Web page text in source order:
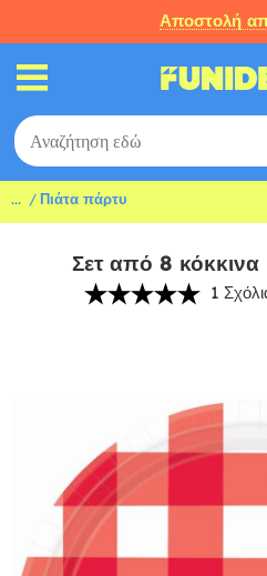
Αποστολή
... Πιάτα πάρτυ
Σετ από 8 κόκκινα
1